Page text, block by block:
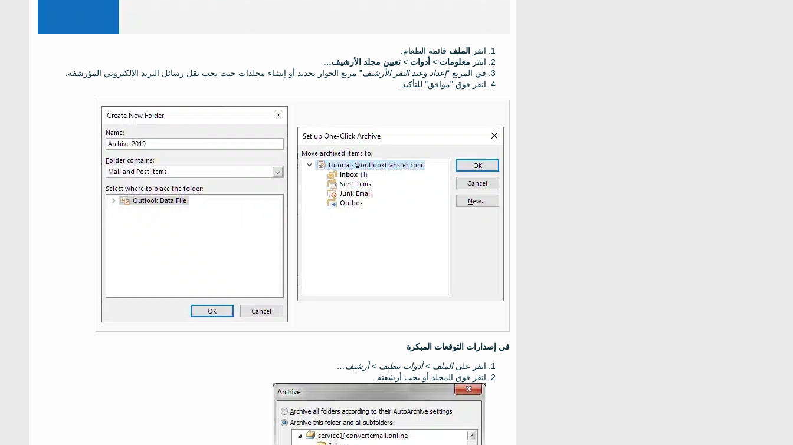
انقر الملف قائمة الطعام.
انقر معلومات > أدوات > تعيين مجلد الأرشيف…
في المربع “إعداد وعند النقر الأرشيف” مربع الحوار تحديد أو إنشاء مجلدات حيث يجب نقل رسائل البريد الإلكتروني المؤرشفة.
انقر فوق "موافق" للتأكيد.
في إصدارات التوقعات المبكرة
انقر علىالملف >أدوات تنظيف >أرشيف…
انقر فوق المجلد أو يجب أرشفته.